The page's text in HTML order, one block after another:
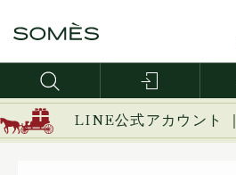
LINE公式アカウント ｜